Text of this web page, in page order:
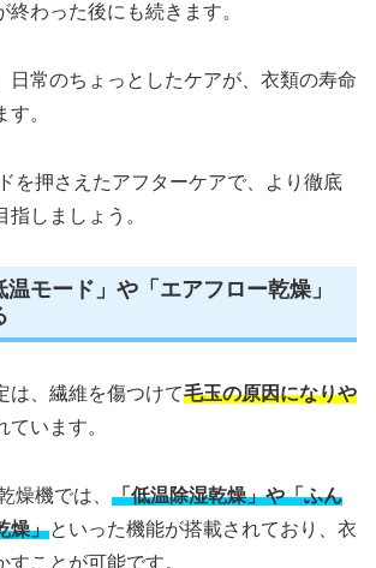
終わった後にも続きます。
日常のちょっとしたケアが、衣類の寿命
。
を押さえたアフターケアで、より徹底
指しましょう。
モード」や「エアフロー乾燥」
は、繊維を傷つけて毛玉の原因になりや
ています。
燥機では、 「低温除湿乾燥」や「ふん
燥」といった機能が搭載されており、衣
ことが可能です。